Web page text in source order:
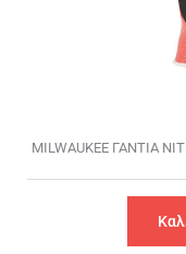
MILWAUKEE ΓΑΝΤΙΑ